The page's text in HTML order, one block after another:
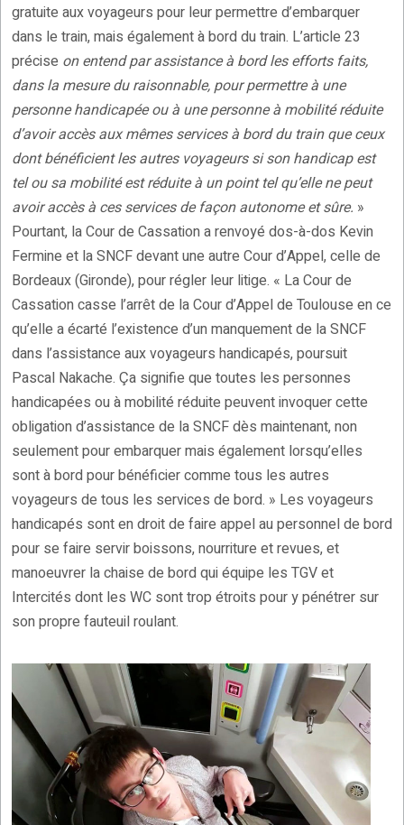
gratuite aux voyageurs pour leur permettre d’embarquer
dans le train, mais également à bord du train. L’article 23
précise on entend par assistance à bord les efforts faits,
dans la mesure du raisonnable, pour permettre à une
personne handicapée ou à une personne à mobilité réduite
d’avoir accès aux mêmes services à bord du train que ceux
dont bénéficient les autres voyageurs si son handicap est
tel ou sa mobilité est réduite à un point tel qu’elle ne peut
avoir accès à ces services de façon autonome et sûre. »
Pourtant, la Cour de Cassation a renvoyé dos-à-dos Kevin
Fermine et la SNCF devant une autre Cour d’Appel, celle de
Bordeaux (Gironde), pour régler leur litige. « La Cour de
Cassation casse l’arrêt de la Cour d’Appel de Toulouse en ce
qu’elle a écarté l’existence d’un manquement de la SNCF
dans l’assistance aux voyageurs handicapés, poursuit
Pascal Nakache. Ça signifie que toutes les personnes
handicapées ou à mobilité réduite peuvent invoquer cette
obligation d’assistance de la SNCF dès maintenant, non
seulement pour embarquer mais également lorsqu’elles
sont à bord pour bénéficier comme tous les autres
voyageurs de tous les services de bord. » Les voyageurs
handicapés sont en droit de faire appel au personnel de bord
pour se faire servir boissons, nourriture et revues, et
manoeuvrer la chaise de bord qui équipe les TGV et
Intercités dont les WC sont trop étroits pour y pénétrer sur
son propre fauteuil roulant.